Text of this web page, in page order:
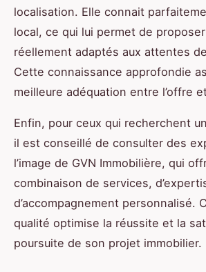
localisation. Elle connait
local, ce qui lui permet de
réellement adaptés aux attentes
Cette connaissance approfondie
meilleure adéquation entre l’offre
Enfin, pour ceux qui recherchent
il est conseillé de consulter des
l’image de GVN Immobilière, qui
combinaison de services,
d’accompagnement personnalisé.
qualité optimise la réussite et la
poursuite de son projet immobilier.